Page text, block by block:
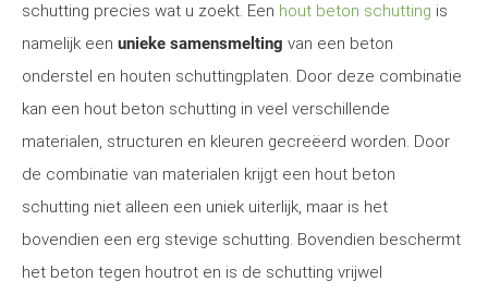
schutting precies wat u zoekt. Een hout beton schutting is
namelijk een unieke samensmelting van een beton
onderstel en houten schuttingplaten. Door deze combinatie
kan een hout beton schutting in veel verschillende
materialen, structuren en kleuren gecreëerd worden. Door
de combinatie van materialen krijgt een hout beton
schutting niet alleen een uniek uiterlijk, maar is het
bovendien een erg stevige schutting. Bovendien beschermt
het beton tegen houtrot en is de schutting vrijwel